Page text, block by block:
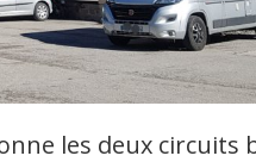
les deux circuits